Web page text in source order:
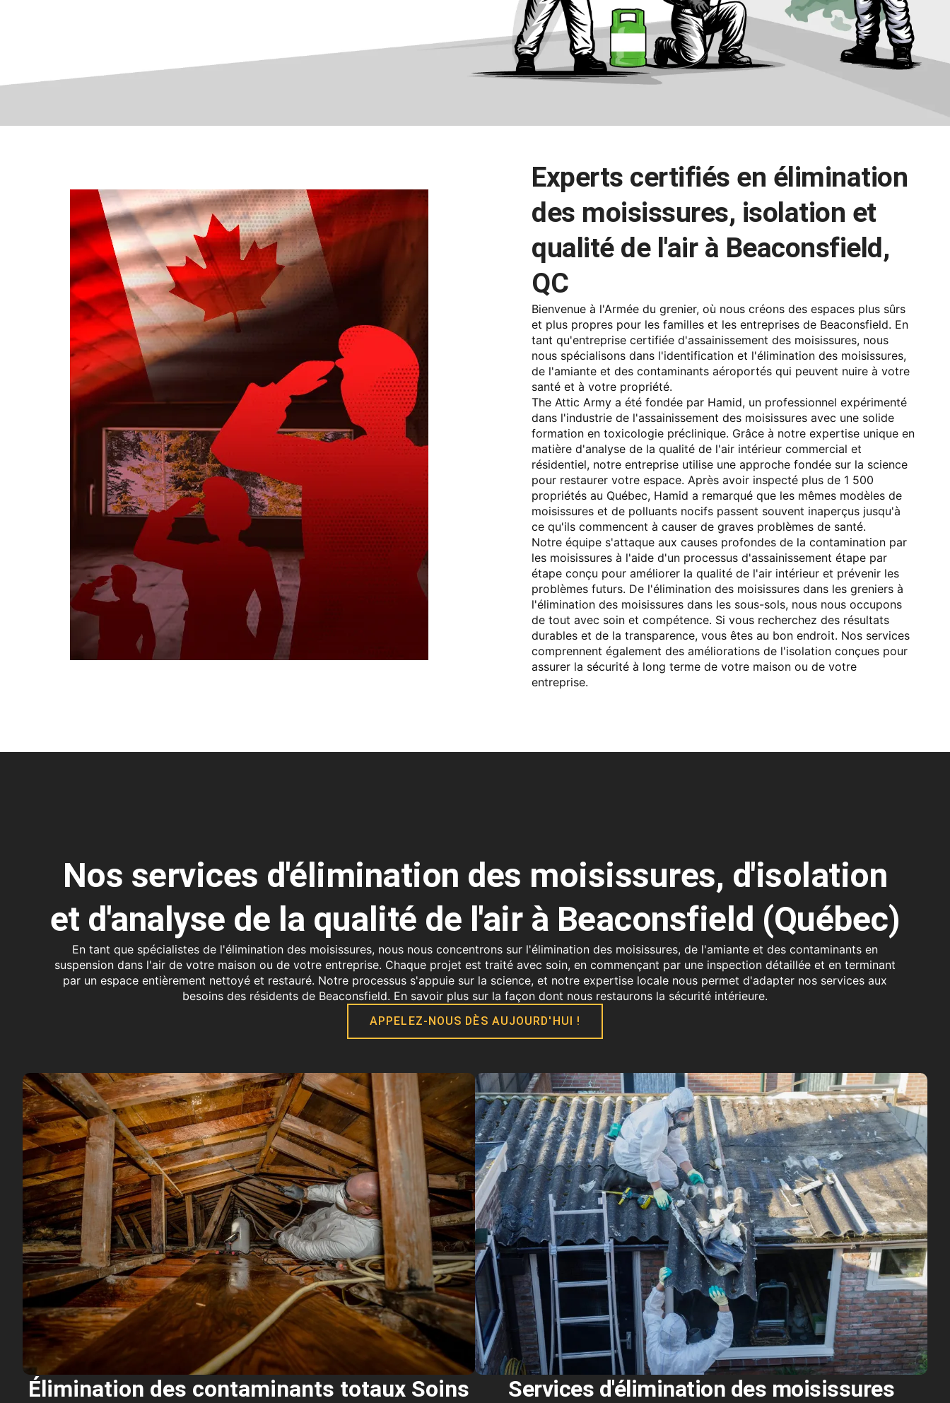
Experts certifiés en élimination
des moisissures, isolation et
qualité de l'air à Beaconsfield,
QC
Bienvenue à l'Armée du grenier, où nous créons des espaces plus sûrs
et plus propres pour les familles et les entreprises de Beaconsfield. En
tant qu'entreprise certifiée d'assainissement des moisissures, nous
nous spécialisons dans l'identification et l'élimination des moisissures,
de l'amiante et des contaminants aéroportés qui peuvent nuire à votre
santé et à votre propriété.
The Attic Army a été fondée par Hamid, un professionnel expérimenté
dans l'industrie de l'assainissement des moisissures avec une solide
formation en toxicologie préclinique. Grâce à notre expertise unique en
matière d'analyse de la qualité de l'air intérieur commercial et
résidentiel, notre entreprise utilise une approche fondée sur la science
pour restaurer votre espace. Après avoir inspecté plus de 1 500
propriétés au Québec, Hamid a remarqué que les mêmes modèles de
moisissures et de polluants nocifs passent souvent inaperçus jusqu'à
ce qu'ils commencent à causer de graves problèmes de santé.
Notre équipe s'attaque aux causes profondes de la contamination par
les moisissures à l'aide d'un processus d'assainissement étape par
étape conçu pour améliorer la qualité de l'air intérieur et prévenir les
problèmes futurs. De l'élimination des moisissures dans les greniers à
l'élimination des moisissures dans les sous-sols, nous nous occupons
de tout avec soin et compétence. Si vous recherchez des résultats
durables et de la transparence, vous êtes au bon endroit. Nos services
comprennent également des améliorations de l'isolation conçues pour
assurer la sécurité à long terme de votre maison ou de votre
entreprise.
Nos services d'élimination des moisissures, d'isolation
et d'analyse de la qualité de l'air à Beaconsfield (Québec)
En tant que spécialistes de l'élimination des moisissures, nous nous concentrons sur l'élimination des moisissures, de l'amiante et des contaminants en
suspension dans l'air de votre maison ou de votre entreprise. Chaque projet est traité avec soin, en commençant par une inspection détaillée et en terminant
par un espace entièrement nettoyé et restauré. Notre processus s'appuie sur la science, et notre expertise locale nous permet d'adapter nos services aux
besoins des résidents de Beaconsfield. En savoir plus sur la façon dont nous restaurons la sécurité intérieure.
APPELEZ-NOUS DÈS AUJOURD'HUI !
Élimination des contaminants totaux Soins
Services d'élimination des moisissures